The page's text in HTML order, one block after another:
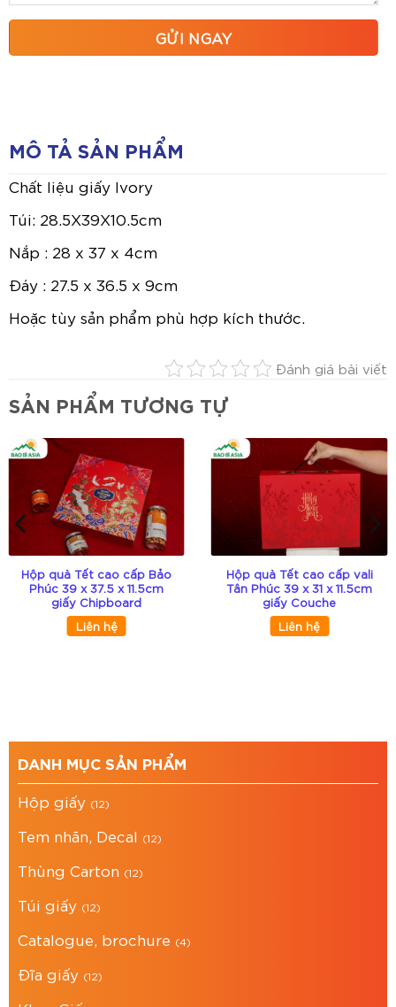
MÔ TẢ SẢN PHẨM
Chất liệu giấy Ivory
Túi: 28.5X39X10.5cm
Nắp : 28 x 37 x 4cm
Đáy : 27.5 x 36.5 x 9cm
Hoặc tùy sản phẩm phù hợp kích thước.
Đánh giá bài viết
SẢN PHẨM TƯƠNG TỰ
Hộp quà Tết cao cấp Bảo
Phúc 39 x 37.5 x 11.5cm
giấy Chipboard
Liên hệ
Hộp quà Tết cao cấp vali
Tân Phúc 39 x 31 x 11.5cm
giấy Couche
Liên hệ
DANH MỤC SẢN PHẨM
Hộp giấy (12)
Tem nhãn, Decal (12)
Thùng Carton (12)
Túi giấy (12)
Catalogue, brochure (4)
Đĩa giấy (12)